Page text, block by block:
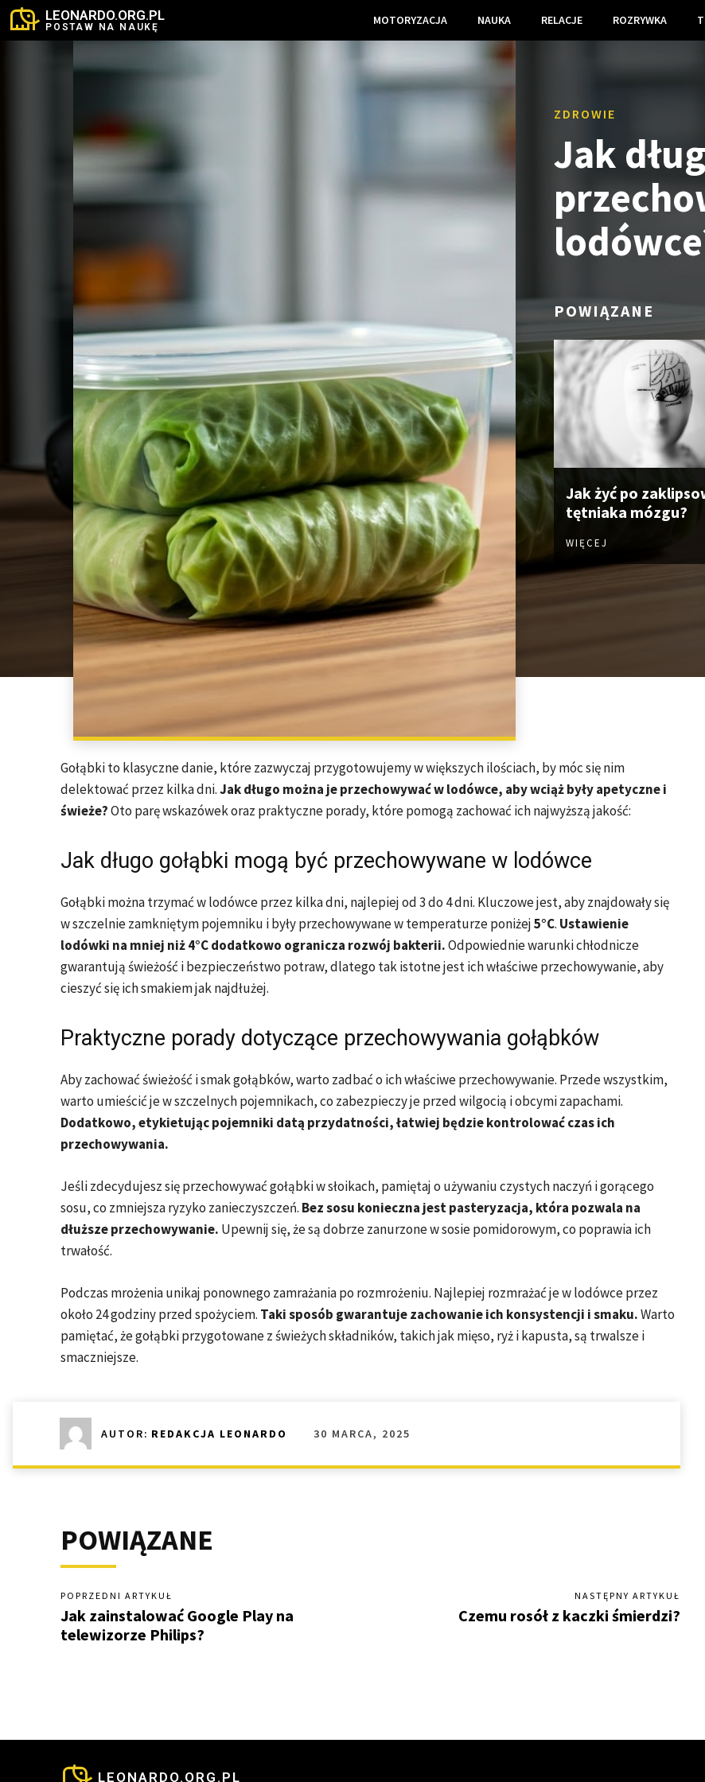
LEONARDO.ORG.PL
POSTAW NA NAUKĘ MOTORYZACJA NAUKA RELACJE ROZRYWKA
ZDROWIE
Jak
POWIĄZANE
Jak żyć po
tętniaka mózgu?
WIĘCEJ
Gołąbki to klasyczne danie, które zazwyczaj przygotowujemy w większych ilościach, by móc się nim
delektować przez kilka dni.Jak długo można je przechowywać w lodówce, aby wciąż były apetyczne i
świeże?Oto parę wskazówek oraz praktyczne porady, które pomogą zachować ich najwyższą jakość:
Jak długo gołąbki mogą być przechowywane w lodówce
Gołąbki można trzymać w lodówce przez kilka dni, najlepiej od 3 do 4 dni. Kluczowe jest, aby znajdowały się
w szczelnie zamkniętym pojemniku i były przechowywane w temperaturze poniżej5°C. Ustawienie
lodówki na mniej niż 4°C dodatkowo ogranicza rozwój bakterii.Odpowiednie warunki chłodnicze
gwarantują świeżość i bezpieczeństwo potraw, dlatego tak istotne jest ich właściwe przechowywanie, aby
cieszyć się ich smakiem jak najdłużej.
Praktyczne porady dotyczące przechowywania gołąbków
Aby zachować świeżość i smak gołąbków, warto zadbać o ich właściwe przechowywanie. Przede wszystkim,
warto umieścić je w szczelnych pojemnikach, co zabezpieczy je przed wilgocią i obcymi zapachami.
Dodatkowo, etykietując pojemniki datą przydatności, łatwiej będzie kontrolować czas ich
przechowywania.
Jeśli zdecydujesz się przechowywać gołąbki w słoikach, pamiętaj o używaniu czystych naczyń i gorącego
sosu, co zmniejsza ryzyko zanieczyszczeń. Bez sosu konieczna jest pasteryzacja, która pozwala na
dłuższe przechowywanie. Upewnij się, że są dobrze zanurzone w sosie pomidorowym, co poprawia ich
trwałość.
Podczas mrożenia unikaj ponownego zamrażania po rozmrożeniu. Najlepiej rozmrażać je w lodówce przez
około 24 godziny przed spożyciem. Taki sposób gwarantuje zachowanie ich konsystencji i smaku.Warto
pamiętać, że gołąbki przygotowane z świeżych składników, takich jak mięso, ryż i kapusta, są trwalsze i
smaczniejsze.
AUTOR: REDAKCJA LEONARDO 30 MARCA, 2025
POWIĄZANE
POPRZEDNI ARTYKUŁ
Jak zainstalować Google Play na
telewizorze Philips?
NASTĘPNY ARTYKUŁ
Czemu rosół z kaczki śmierdzi?
LEONARDO.ORG.PL